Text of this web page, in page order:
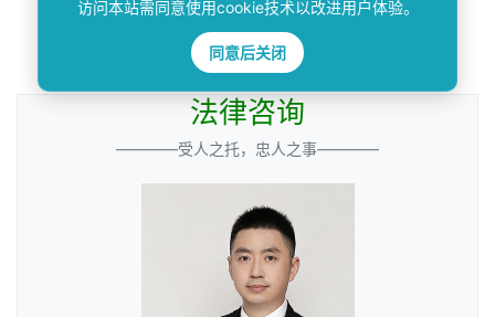
搜索
法律咨询
————受人之托，忠人之事————
访问本站需同意使用cookie技术以改进用户体验。
同意后关闭